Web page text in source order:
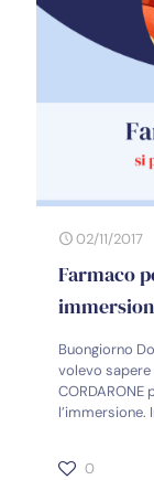
02/11/2017
Farmaco
Buongiorno
volevo
l’immersione.
0